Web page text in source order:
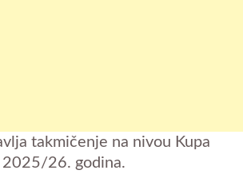
takmičenje na nivou Kupa
2025/26. godina.